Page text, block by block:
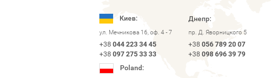
Киев:
ул. Мечникова 16, оф. 4 - 7
+38 044 223 34 45
+38 097 275 33 33
Днепр:
пр. Д. Яворницкого 5
+38 056 789 20 07
+38 098 696 39 79
Poland: